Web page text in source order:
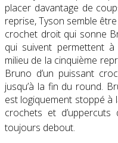
placer davantage de
reprise, Tyson semble
crochet droit qui sonne
qui suivent permettent
milieu de la cinquième
Bruno d’un puissant
jusqu’à la fin du round.
est logiquement stoppé à
crochets et
toujours debout.